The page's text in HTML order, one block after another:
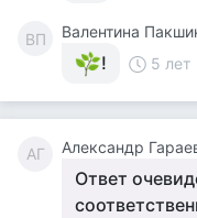
ВП Валентина
! 5 лет
АГ Александр
Ответ